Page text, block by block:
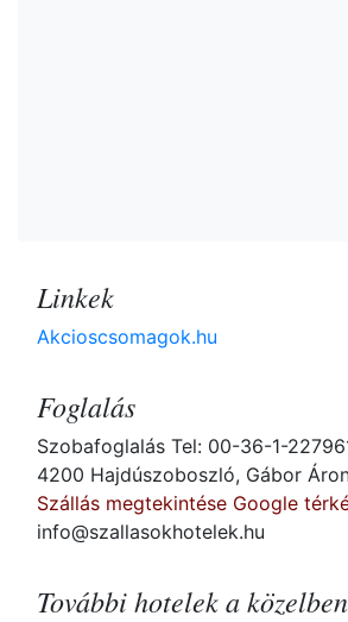
Linkek
Akcioscsomagok.hu
Foglalás
Szobafoglalás Tel: 00-36-1-
4200 Hajdúszoboszló, Gábor
Szállás megtekintése Google
info@szallasokhotelek.hu
További hotelek a közelben